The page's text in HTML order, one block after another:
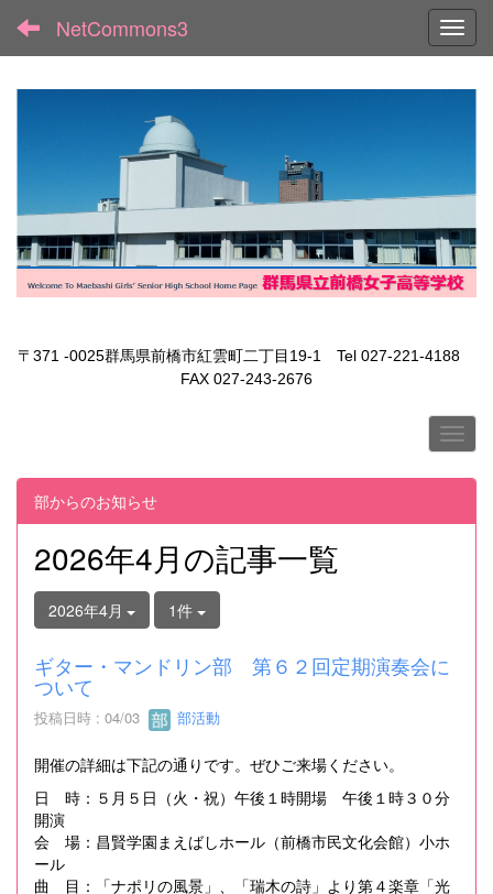
NetCommons3
〒371 -0025群馬県前橋市紅雲町二丁目19-1 Tel 027-221-4188
FAX 027-243-2676
部からのお知らせ
2026年4月の記事一覧
2026年4月 1件
ギター・マンドリン部 第６２回定期演奏会に
ついて
投稿日時 : 04/03 部活動
開催の詳細は下記の通りです。ぜひご来場ください。
日 時：５月５日（火・祝）午後１時開場 午後１時３０分
開演
会 場：昌賢学園まえばしホール（前橋市民文化会館）小ホ
ール
曲 目：「ナポリの風景」、「瑞木の詩」より第４楽章「光